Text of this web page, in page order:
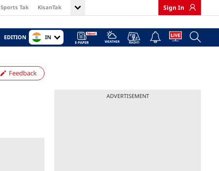
Sports Tak KisanTak Sign In
EDITION IN
Feedback
ADVERTISEMENT